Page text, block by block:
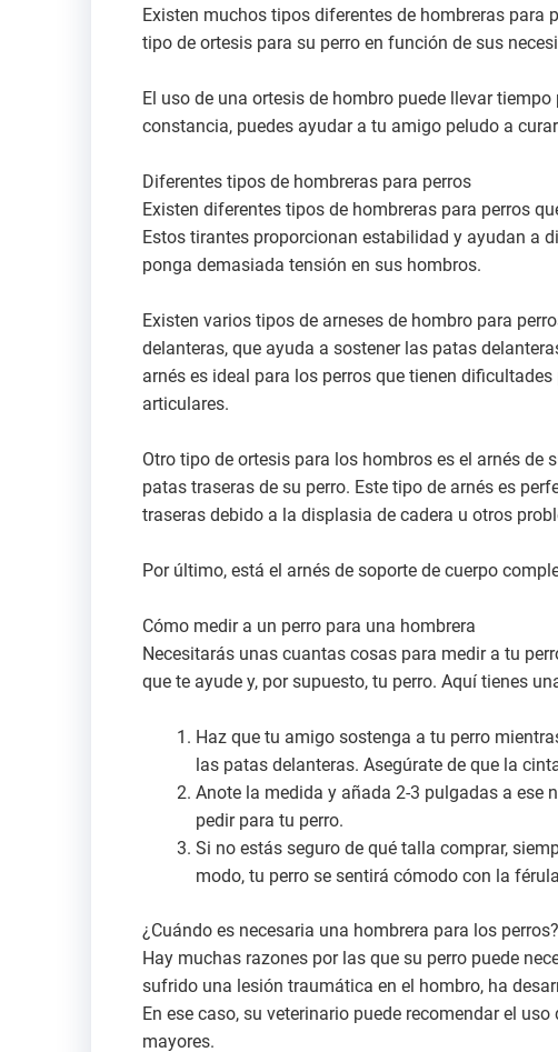
Existen muchos tipos diferentes de hombreras para
tipo de ortesis para su perro en función de sus
El uso de una ortesis de hombro puede llevar
constancia, puedes ayudar a tu amigo peludo a
Diferentes tipos de hombreras para perros
Existen diferentes tipos de hombreras para perros
Estos tirantes proporcionan estabilidad y ayudan a
ponga demasiada tensión en sus hombros.
Existen varios tipos de arneses de hombro para
delanteras, que ayuda a sostener las patas
arnés es ideal para los perros que tienen
articulares.
Otro tipo de ortesis para los hombros es el arnés
patas traseras de su perro. Este tipo de arnés es
traseras debido a la displasia de cadera u otros
Por último, está el arnés de soporte de cuerpo
Cómo medir a un perro para una hombrera
Necesitarás unas cuantas cosas para medir a tu
que te ayude y, por supuesto, tu perro. Aquí tienes
Haz que tu amigo sostenga a tu perro
las patas delanteras. Asegúrate de que la
Anote la medida y añada 2-3 pulgadas a ese
pedir para tu perro.
Si no estás seguro de qué talla comprar,
modo, tu perro se sentirá cómodo con la
¿Cuándo es necesaria una hombrera para los perros?
Hay muchas razones por las que su perro puede
sufrido una lesión traumática en el hombro, ha
En ese caso, su veterinario puede recomendar el
mayores.